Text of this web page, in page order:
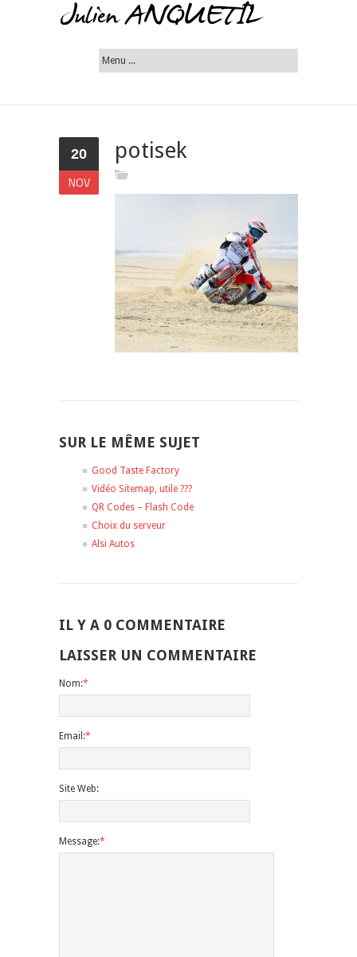
20
NOV
potisek
SUR LE MÊME SUJET
Good Taste Factory
Vidéo Sitemap, utile ???
QR Codes – Flash Code
Choix du serveur
Alsi Autos
IL Y A 0 COMMENTAIRE
LAISSER UN COMMENTAIRE
Nom:*
Email:*
Site Web:
Message:*